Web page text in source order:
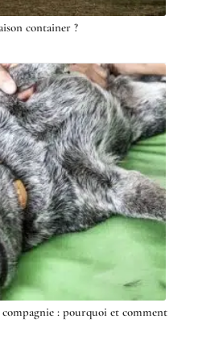
container ?
: pourquoi et comment